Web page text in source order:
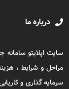
درباره ما
سایت اپلایتو
مراحل و شرایط ،
سرمایه گذاری و